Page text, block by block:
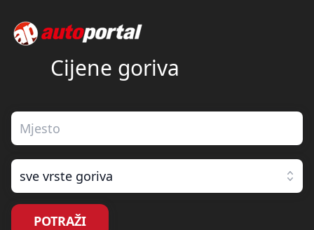
Cijene goriva
sve vrste goriva
POTRAŽI